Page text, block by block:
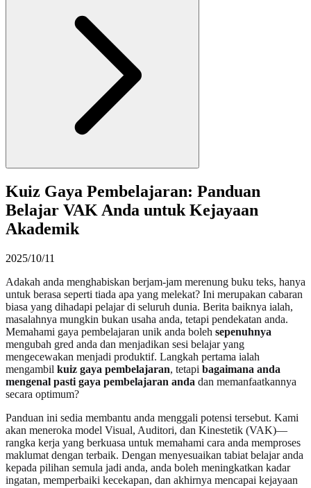
Kuiz Gaya Pembelajaran: Panduan
Belajar VAK Anda untuk Kejayaan
Akademik
2025/10/11
Adakah anda menghabiskan berjam-jam merenung buku teks, hanya
untuk berasa seperti tiada apa yang melekat? Ini merupakan cabaran
biasa yang dihadapi pelajar di seluruh dunia. Berita baiknya ialah,
masalahnya mungkin bukan usaha anda, tetapi pendekatan anda.
Memahami gaya pembelajaran unik anda boleh sepenuhnya
mengubah gred anda dan menjadikan sesi belajar yang
mengecewakan menjadi produktif. Langkah pertama ialah
mengambil kuiz gaya pembelajaran, tetapi bagaimana anda
mengenal pasti gaya pembelajaran anda dan memanfaatkannya
secara optimum?
Panduan ini sedia membantu anda menggali potensi tersebut. Kami
akan meneroka model Visual, Auditori, dan Kinestetik (VAK)—
rangka kerja yang berkuasa untuk memahami cara anda memproses
maklumat dengan terbaik. Dengan menyesuaikan tabiat belajar anda
kepada pilihan semula jadi anda, anda boleh meningkatkan kadar
ingatan, memperbaiki kecekapan, dan akhirnya mencapai kejayaan